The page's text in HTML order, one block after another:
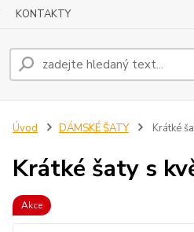
KONTAKTY
Úvod DÁMSKÉ ŠATY Krátké
Krátké šaty s
Akce